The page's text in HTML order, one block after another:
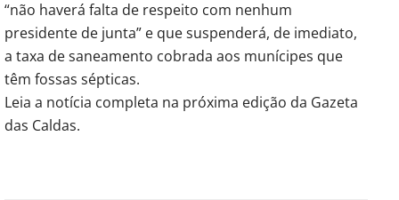
“não haverá falta de respeito com nenhum
presidente de junta” e que suspenderá, de imediato,
a taxa de saneamento cobrada aos munícipes que
têm fossas sépticas.
Leia a notícia completa na próxima edição da Gazeta
das Caldas.